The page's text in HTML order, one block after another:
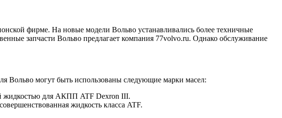
фирме. На новые модели Вольво устанавливались более техничные
запчасти Вольво предлагает компания 77volvo.ru. Однако обслуживание
Вольво могут быть использованы следующие марки масел:
жидкостью для АКПП ATF Dexron III.
жидкость класса ATF.